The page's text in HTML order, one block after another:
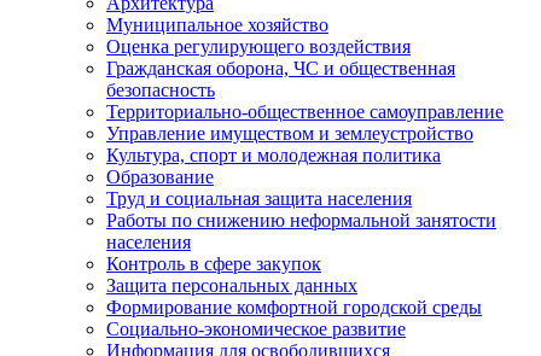
Муниципальное хозяйство
Оценка регулирующего воздействия
Гражданская оборона, ЧС и общественная
безопасность
Территориально-общественное самоуправление
Управление имуществом и землеустройство
Культура, спорт и молодежная политика
Образование
Труд и социальная защита населения
Работы по снижению неформальной занятости
населения
Контроль в сфере закупок
Защита персональных данных
Формирование комфортной городской среды
Социально-экономическое развитие
Информация для освободившихся